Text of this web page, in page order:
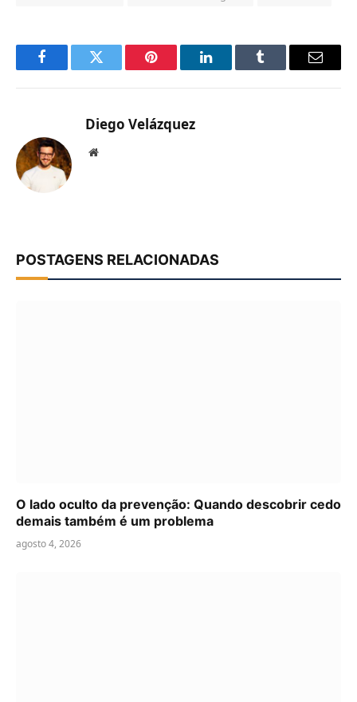
FacebookTwitter Pinterest LinkedInTumblr Email
Diego Velázquez
Website
POSTAGENS RELACIONADAS
O lado oculto da prevenção: Quando descobrir cedo
demais também é um problema
agosto 4, 2026